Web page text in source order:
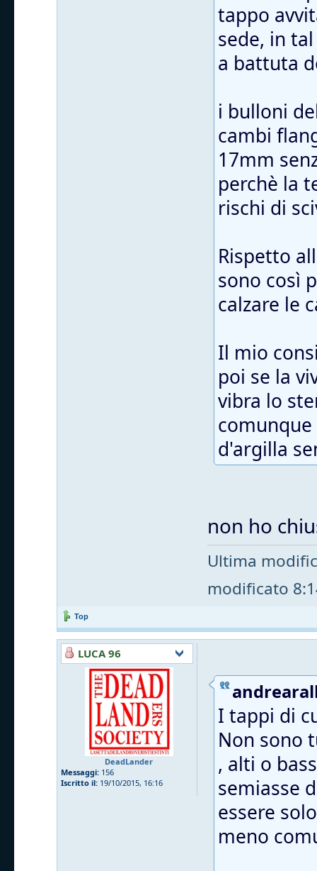
tappo
sede, in
a battuta
i bulloni
cambi
17mm
perchè la
rischi di
Rispetto
sono così
calzare le
Il mio
poi se la
vibra lo
d'argilla
non ho
Ultima
modificato
Top
LUCA 96
DeadLander
Messaggi: 156
Iscritto il: 19/10/2015, 16:16
I tappi di
Non sono
, alti o
semiasse
essere
meno